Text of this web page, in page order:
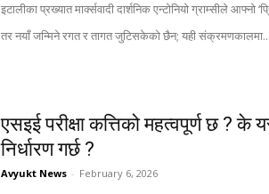
इटालीका प्रख्यात मार्क्सवादी दार्शनिक एन्टोनियो ग्राम्सीले आफ्नो
तर नयाँ जन्मिने रगत र तागत जुटिसकेको छैन; यही संक्रमणकालमा...
एसइई परीक्षा कत्तिको महत्वपूर्ण छ ? के
निर्धारण गर्छ ?
Avyukt News - February 6, 2026